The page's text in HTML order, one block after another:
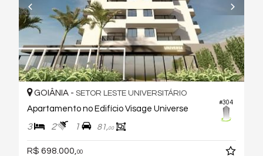
#304
GOIÂNIA - SETOR LESTE UNIVERSITÁRIO
Apartamento no Edifício Visage Universe
3 2 1 81,00
R$ 698.000, 00